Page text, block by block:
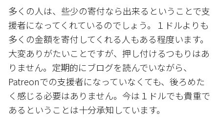
多くの人は、些少の寄付なら出来るということで支
援者になってくれているのでしょう。１ドルよりも
多くの金額を寄付してくれる人もある程度います。
大変ありがたいことですが、押し付けるつもりはあ
りません。定期的にブログを読んでいながら、
Patreonでの支援者になっていなくても、後ろめた
く感じる必要はありません。今は１ドルでも貴重で
あるということは十分承知しています。